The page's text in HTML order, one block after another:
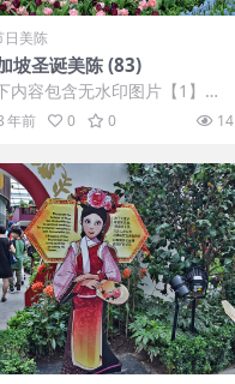
日美陈
坡圣诞美陈 (83)
内容包含无水印图片【1】张
通会员无障碍浏览 开通VIP会
年前 0 0 14